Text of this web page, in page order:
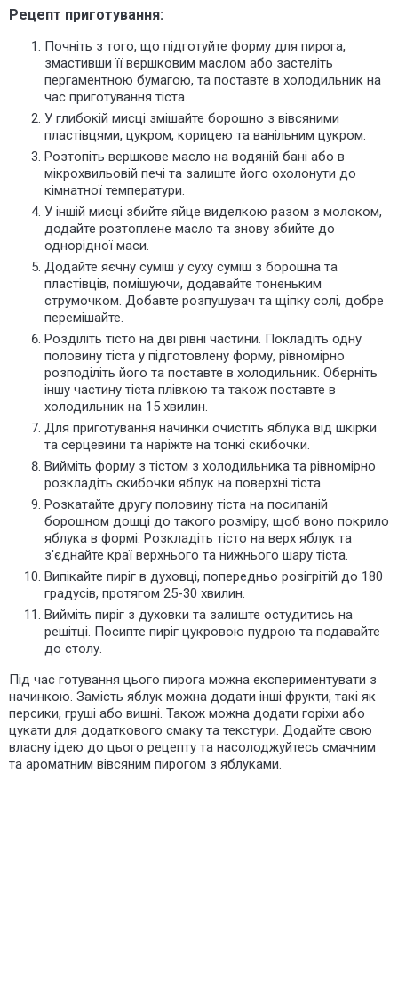
Рецепт приготування:
Почніть з того, що підготуйте форму для пирога,
змастивши її вершковим маслом або застеліть
пергаментною бумагою, та поставте в холодильник на
час приготування тіста.
У глибокій мисці змішайте борошно з вівсяними
пластівцями, цукром, корицею та ванільним цукром.
Розтопіть вершкове масло на водяній бані або в
мікрохвильовій печі та залиште його охолонути до
кімнатної температури.
У іншій мисці збийте яйце виделкою разом з молоком,
додайте розтоплене масло та знову збийте до
однорідної маси.
Додайте яєчну суміш у суху суміш з борошна та
пластівців, помішуючи, додавайте тоненьким
струмочком. Добавте розпушувач та щіпку солі, добре
перемішайте.
Розділіть тісто на дві рівні частини. Покладіть одну
половину тіста у підготовлену форму, рівномірно
розподіліть його та поставте в холодильник. Оберніть
іншу частину тіста плівкою та також поставте в
холодильник на 15 хвилин.
Для приготування начинки очистіть яблука від шкірки
та серцевини та наріжте на тонкі скибочки
Вийміть форму з тістом з холодильника та рівномірно
розкладіть скибочки яблук на поверхні тіста.
Розкатайте другу половину тіста на посипаній
борошном дошці до такого розміру, щоб воно покрило
яблука в формі. Розкладіть тісто на верх яблук та
з'єднайте краї верхнього та нижнього шару тіста.
Випікайте пиріг в духовці, попередньо розігрітій до 180
градусів, протягом 25-30 хвилин.
Вийміть пиріг з духовки та залиште остудитись на
решітці. Посипте пиріг цукровою пудрою та подавайте
до столу.
Під час готування цього пирога можна експериментувати з
начинкою. Замість яблук можна додати інші фрукти, такі як
персики, груші або вишні. Також можна додати горіхи або
цукати для додаткового смаку та текстури. Додайте свою
власну ідею до цього рецепту та насолоджуйтесь смачним
та ароматним вівсяним пирогом з яблуками.